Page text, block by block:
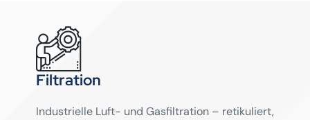
Filtration
Industrielle Luft- und Gasfiltration – retikuliert,